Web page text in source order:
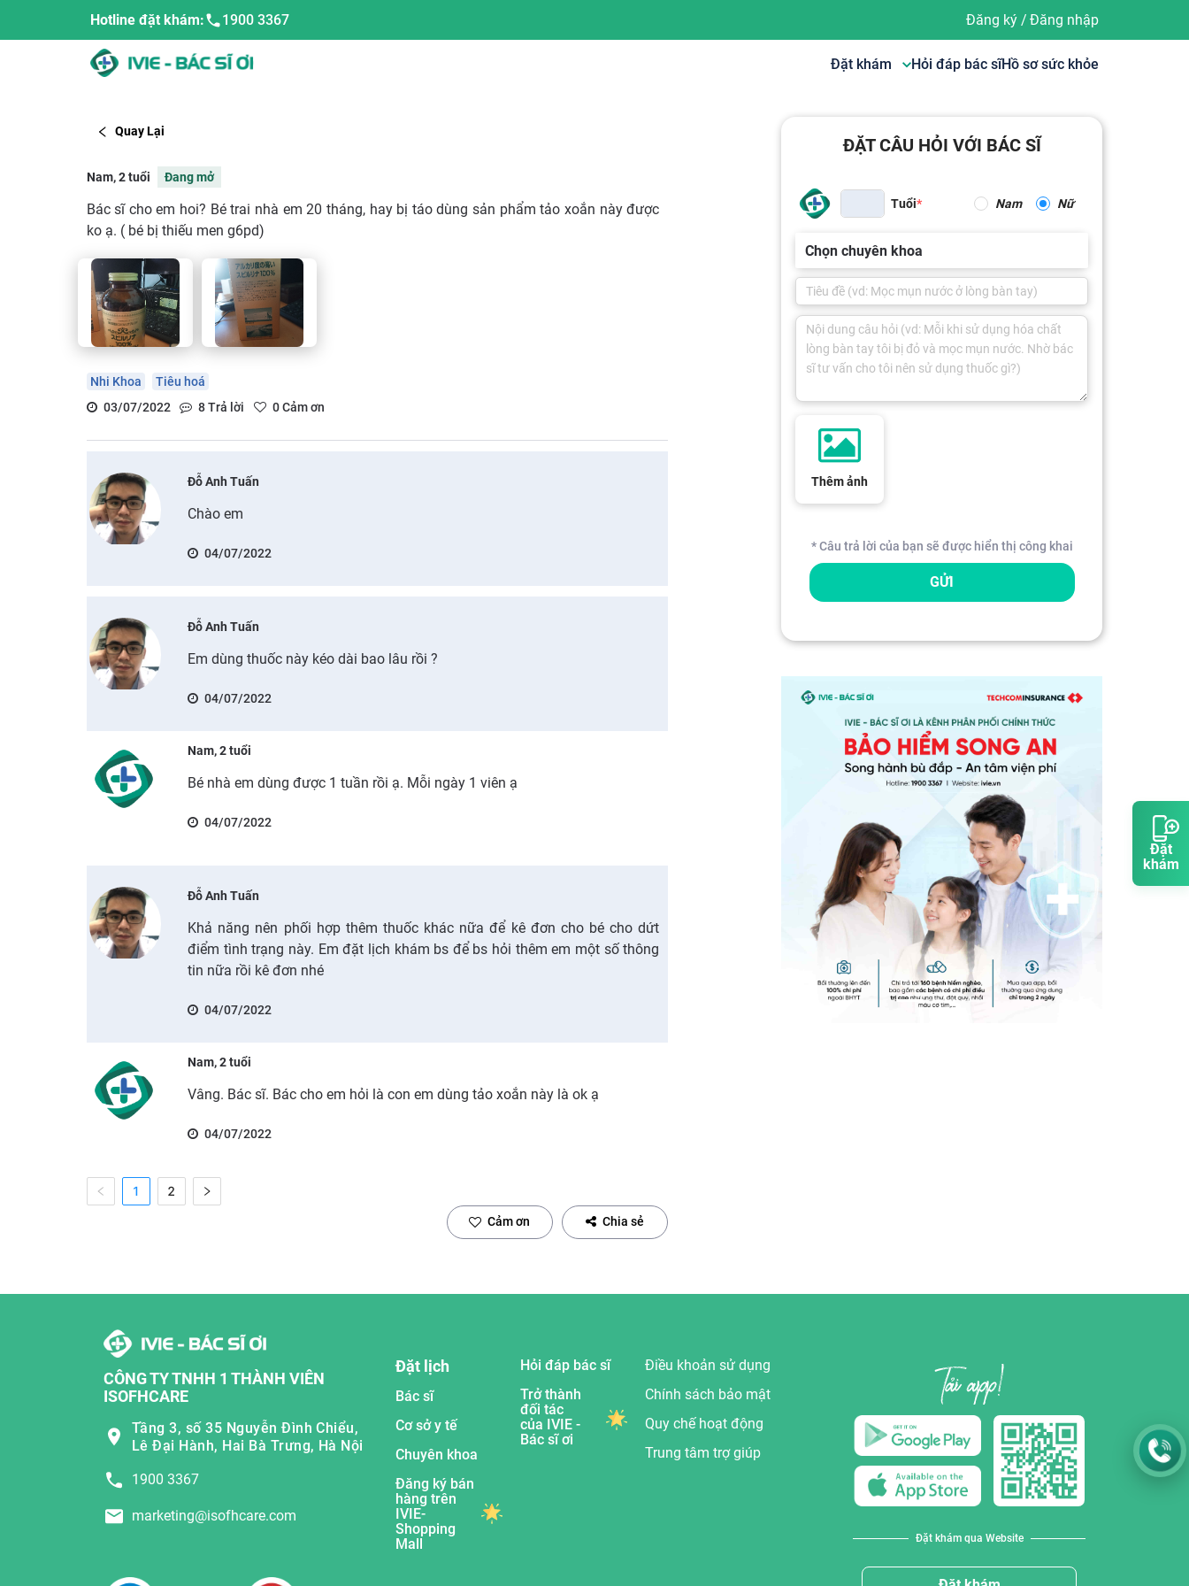
Đặt
khám
Hotline đặt khám: 1900 3367 Đăng ký/ Đăng nhập
Đặt khám Hỏi đáp bác sĩHồ sơ sức khỏe
Quay Lại
Nam, 2 tuổi Đang mở
Bác sĩ cho em hoi? Bé trai nhà em 20 tháng, hay bị táo dùng sản phẩm tảo xoắn này được
ko ạ. ( bé bị thiếu men g6pd)
Nhi Khoa
Tiêu hoá
03/07/2022
8Trả lời 0Cảm ơn
Đỗ Anh Tuấn
Chào em
04/07/2022
Đỗ Anh Tuấn
Em dùng thuốc này kéo dài bao lâu rồi ?
04/07/2022
Nam, 2 tuổi
Bé nhà em dùng được 1 tuần rồi ạ. Mỗi ngày 1 viên ạ
04/07/2022
Đỗ Anh Tuấn
Khả năng nên phối hợp thêm thuốc khác nữa để kê đơn cho bé cho dứt
điểm tình trạng này. Em đặt lịch khám bs để bs hỏi thêm em một số thông
tin nữa rồi kê đơn nhé
04/07/2022
Nam, 2 tuổi
Vâng. Bác sĩ. Bác cho em hỏi là con em dùng tảo xoắn này là ok ạ
04/07/2022
1 2
Cảm ơn Chia sẻ
ĐẶT CÂU HỎI VỚI BÁC SĨ
Tuổi Nam Nữ
Chọn chuyên khoa
Thêm ảnh
* Câu trả lời của bạn sẽ được hiển thị công khai
GỬI
CÔNG TY TNHH 1 THÀNH VIÊN
ISOFHCARE
Tầng 3, số 35 Nguyễn Đình Chiểu,
Lê Đại Hành, Hai Bà Trưng, Hà Nội
1900 3367
marketing@isofhcare.com
Đặt lịch
Bác sĩ
Cơ sở y tế
Chuyên khoa
Đăng ký bán
hàng trên
IVIE-
Shopping
Mall
Hỏi đáp bác sĩ
Trở thành
đối tác
của IVIE -
Bác sĩ ơi
Điều khoản sử dụng
Chính sách bảo mật
Quy chế hoạt động
Trung tâm trợ giúp
Đặt khám qua Website